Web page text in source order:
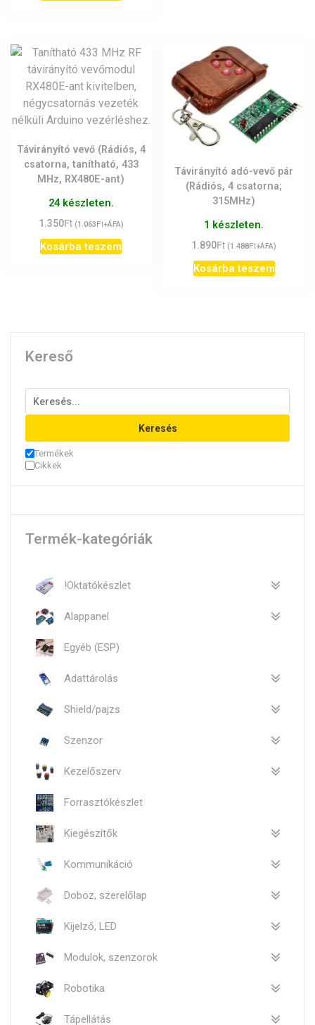
Távirányító vevő (Rádiós, 4
csatorna, tanítható, 433
MHz, RX480E-ant)
24 készleten.
1.350Ft (1.063Ft+ÁFA)
Kosárba teszem
Távirányító adó-vevő pár
(Rádiós, 4 csatorna;
315MHz)
1 készleten.
1.890Ft (1.488Ft+ÁFA)
Kosárba teszem
Kereső
Keresés
Termékek
Cikkek
Termék-kategóriák
!Oktatókészlet
Alappanel
Egyéb (ESP)
Adattárolás
Shield/pajzs
Szenzor
Kezelőszerv
Forrasztókészlet
Kiegészítők
Kommunikáció
Doboz, szerelőlap
Kijelző, LED
Modulok, szenzorok
Robotika
Tápellátás